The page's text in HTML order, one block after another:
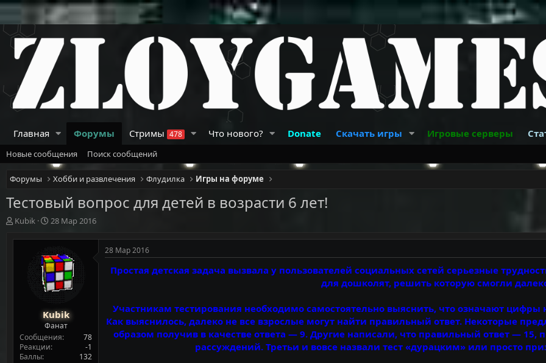
Главная Форумы Стримы 478 Что нового? Donate Скачать игры Игровые серверы
Новые сообщения Поиск сообщений
Форумы Хобби и развлечения Флудилка Игры на форуме
Тестовый вопрос для детей в возрасти 6 лет!
А
т
Kubik
Д
т
а
н
а
ч
а
28 Мар 2016
Kubik
Фанат
Сообщения
78
Реакции
-1
Баллы
132
28 Мар 2016
Простая детская задача вызвала у пользователей социальных сетей серьезные
для дошколят, решить которую смогли
Участникам тестирования необходимо самостоятельно выяснить, что означают
Как выяснилось, далеко не все взрослые могут найти правильный ответ. Некоторые
образом получив в качестве ответа — 9. Другие написали, что правильный ответ — 15,
рассуждений. Третьи и вовсе назвали тест «дурацким» или просто